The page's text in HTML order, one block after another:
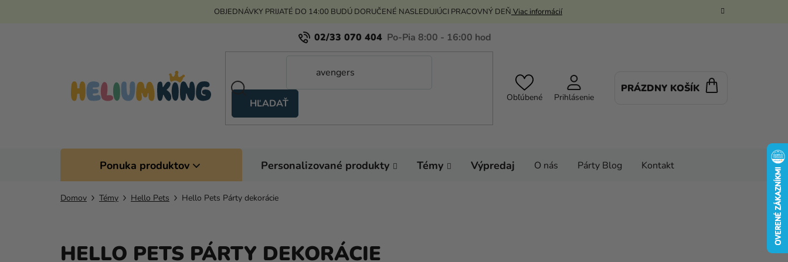
OBJEDNÁVKY PRIJATÉ DO 14:00 BUDÚ DORUČENÉ NASLEDUJÚCI PRACOVNÝ DEŇ Viac informácií
02/33 070 404
HĽADAŤ Obľúbené Prihlásenie
PRÁZDNY KOŠÍK
Ponuka produktov Personalizované produkty Témy Výpredaj O nás Párty Blog Kontakt
Domov Témy Hello Pets Hello Pets Párty dekorácie
HELLO PETS PÁRTY DEKORÁCIE